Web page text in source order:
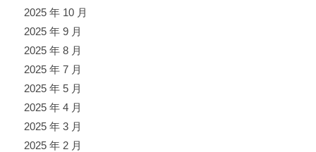
2025 年 10 月
2025 年 9 月
2025 年 8 月
2025 年 7 月
2025 年 5 月
2025 年 4 月
2025 年 3 月
2025 年 2 月